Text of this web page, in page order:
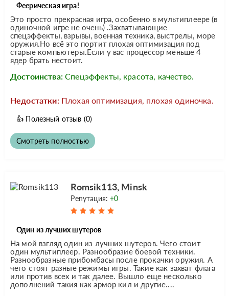
Феерическая игра!
Это просто прекрасная игра, особенно в мультиплеере (в
одиночной игре не очень) .Захватывающие
спецэффекты, взрывы, военная техника, выстрелы, море
оружия.Но всё это портит плохая оптимизация под
старые компьютеры.Если у вас процессор меньше 4
ядер брать нестоит.
Достоинства: Спецэффекты, красота, качество.
Недостатки: Плохая оптимизация, плохая одиночка.
👍 Полезный отзыв (0)
Смотреть полностью
Romsik113, Minsk
Репутация:+0
Один из лучших шутеров
На мой взгляд один из лучших шутеров. Чего стоит
один мультиплеер. Разнообразие боевой техники.
Разнообразные прибомбасы после прокачки оружия. А
чего стоят разные режимы игры. Такие как захват флага
или против всех и так далее. Вышло еще несколько
дополнений такия как армор кил и другие....